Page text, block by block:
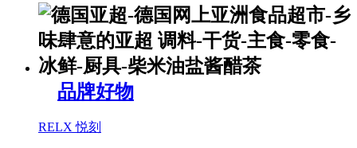
品牌好物
RELX 悦刻